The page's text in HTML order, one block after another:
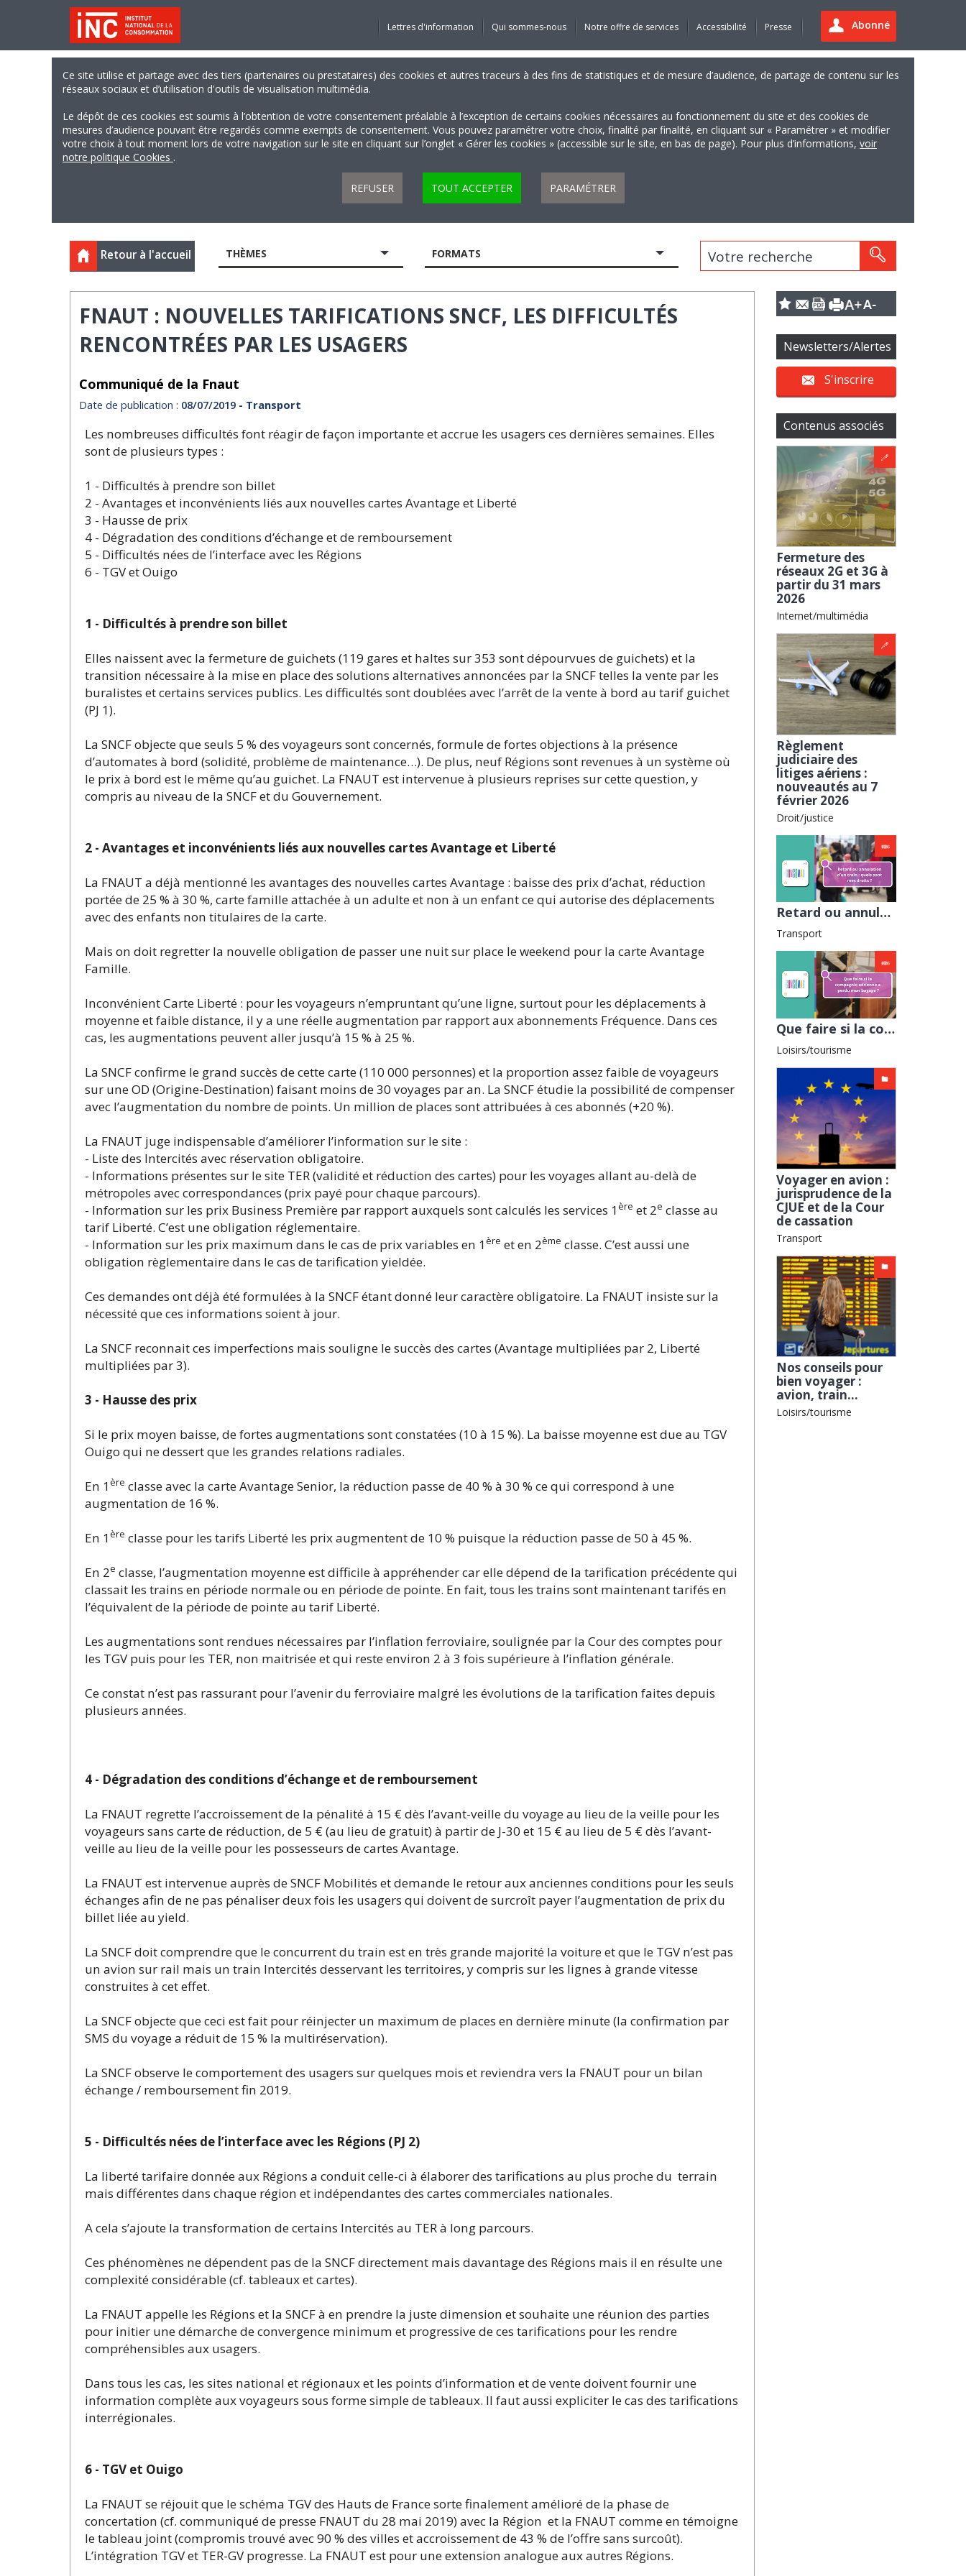
Abonné
Lettres d'information Qui sommes-nous Notre offre de services Accessibilité Presse
Ce site utilise et partage avec des tiers (partenaires ou prestataires) des cookies et autres traceurs à des fins de statistiques et de mesure d’audience, de partage de contenu sur les
réseaux sociaux et d’utilisation d'outils de visualisation multimédia.
Le dépôt de ces cookies est soumis à l’obtention de votre consentement préalable à l’exception de certains cookies nécessaires au fonctionnement du site et des cookies de
mesures d’audience pouvant être regardés comme exempts de consentement. Vous pouvez paramétrer votre choix, finalité par finalité, en cliquant sur « Paramétrer » et modifier
votre choix à tout moment lors de votre navigation sur le site en cliquant sur l’onglet « Gérer les cookies » (accessible sur le site, en bas de page). Pour plus d’informations, voir
notre politique Cookies .
REFUSER TOUT ACCEPTER PARAMÉTRER
Retour à l'accueil THÈMES FORMATS Votre recherche
FNAUT : NOUVELLES TARIFICATIONS SNCF, LES DIFFICULTÉS
RENCONTRÉES PAR LES USAGERS
Communiqué de la Fnaut
Date de publication : 08/07/2019 - Transport
Les nombreuses difficultés font réagir de façon importante et accrue les usagers ces dernières semaines. Elles
sont de plusieurs types :
1 - Difficultés à prendre son billet
2 - Avantages et inconvénients liés aux nouvelles cartes Avantage et Liberté
3 - Hausse de prix
4 - Dégradation des conditions d’échange et de remboursement
5 - Difficultés nées de l’interface avec les Régions
6 - TGV et Ouigo
1 - Difficultés à prendre son billet
Elles naissent avec la fermeture de guichets (119 gares et haltes sur 353 sont dépourvues de guichets) et la
transition nécessaire à la mise en place des solutions alternatives annoncées par la SNCF telles la vente par les
buralistes et certains services publics. Les difficultés sont doublées avec l’arrêt de la vente à bord au tarif guichet
(PJ 1).
La SNCF objecte que seuls 5 % des voyageurs sont concernés, formule de fortes objections à la présence
d’automates à bord (solidité, problème de maintenance…). De plus, neuf Régions sont revenues à un système où
le prix à bord est le même qu’au guichet. La FNAUT est intervenue à plusieurs reprises sur cette question, y
compris au niveau de la SNCF et du Gouvernement.
2 - Avantages et inconvénients liés aux nouvelles cartes Avantage et Liberté
La FNAUT a déjà mentionné les avantages des nouvelles cartes Avantage : baisse des prix d’achat, réduction
portée de 25 % à 30 %, carte famille attachée à un adulte et non à un enfant ce qui autorise des déplacements
avec des enfants non titulaires de la carte.
Mais on doit regretter la nouvelle obligation de passer une nuit sur place le weekend pour la carte Avantage
Famille.
Inconvénient Carte Liberté : pour les voyageurs n’empruntant qu’une ligne, surtout pour les déplacements à
moyenne et faible distance, il y a une réelle augmentation par rapport aux abonnements Fréquence. Dans ces
cas, les augmentations peuvent aller jusqu’à 15 % à 25 %.
La SNCF confirme le grand succès de cette carte (110 000 personnes) et la proportion assez faible de voyageurs
sur une OD (Origine-Destination) faisant moins de 30 voyages par an. La SNCF étudie la possibilité de compenser
avec l’augmentation du nombre de points. Un million de places sont attribuées à ces abonnés (+20 %).
La FNAUT juge indispensable d’améliorer l’information sur le site :
- Liste des Intercités avec réservation obligatoire.
- Informations présentes sur le site TER (validité et réduction des cartes) pour les voyages allant au-delà de
métropoles avec correspondances (prix payé pour chaque parcours).
- Information sur les prix Business Première par rapport auxquels sont calculés les services 1 ère et 2e classe au
tarif Liberté. C’est une obligation réglementaire.
- Information sur les prix maximum dans le cas de prix variables en 1 ère et en 2ème classe. C’est aussi une
obligation règlementaire dans le cas de tarification yieldée.
Ces demandes ont déjà été formulées à la SNCF étant donné leur caractère obligatoire. La FNAUT insiste sur la
nécessité que ces informations soient à jour.
La SNCF reconnait ces imperfections mais souligne le succès des cartes (Avantage multipliées par 2, Liberté
multipliées par 3).
3 - Hausse des prix
Si le prix moyen baisse, de fortes augmentations sont constatées (10 à 15 %). La baisse moyenne est due au TGV
Ouigo qui ne dessert que les grandes relations radiales.
En 1 ère classe avec la carte Avantage Senior, la réduction passe de 40 % à 30 % ce qui correspond à une
augmentation de 16 %.
En 1 ère classe pour les tarifs Liberté les prix augmentent de 10 % puisque la réduction passe de 50 à 45 %.
En 2e classe, l’augmentation moyenne est difficile à appréhender car elle dépend de la tarification précédente qui
classait les trains en période normale ou en période de pointe. En fait, tous les trains sont maintenant tarifés en
l’équivalent de la période de pointe au tarif Liberté.
Les augmentations sont rendues nécessaires par l’inflation ferroviaire, soulignée par la Cour des comptes pour
les TGV puis pour les TER, non maitrisée et qui reste environ 2 à 3 fois supérieure à l’inflation générale.
Ce constat n’est pas rassurant pour l’avenir du ferroviaire malgré les évolutions de la tarification faites depuis
plusieurs années.
4 - Dégradation des conditions d’échange et de remboursement
La FNAUT regrette l’accroissement de la pénalité à 15 € dès l’avant-veille du voyage au lieu de la veille pour les
voyageurs sans carte de réduction, de 5 € (au lieu de gratuit) à partir de J-30 et 15 € au lieu de 5 € dès l’avant-
veille au lieu de la veille pour les possesseurs de cartes Avantage.
La FNAUT est intervenue auprès de SNCF Mobilités et demande le retour aux anciennes conditions pour les seuls
échanges afin de ne pas pénaliser deux fois les usagers qui doivent de surcroît payer l’augmentation de prix du
billet liée au yield.
La SNCF doit comprendre que le concurrent du train est en très grande majorité la voiture et que le TGV n’est pas
un avion sur rail mais un train Intercités desservant les territoires, y compris sur les lignes à grande vitesse
construites à cet effet.
La SNCF objecte que ceci est fait pour réinjecter un maximum de places en dernière minute (la confirmation par
SMS du voyage a réduit de 15 % la multiréservation).
La SNCF observe le comportement des usagers sur quelques mois et reviendra vers la FNAUT pour un bilan
échange / remboursement fin 2019.
5 - Difficultés nées de l’interface avec les Régions (PJ 2)
La liberté tarifaire donnée aux Régions a conduit celle-ci à élaborer des tarifications au plus proche du terrain
mais différentes dans chaque région et indépendantes des cartes commerciales nationales.
A cela s’ajoute la transformation de certains Intercités au TER à long parcours.
Ces phénomènes ne dépendent pas de la SNCF directement mais davantage des Régions mais il en résulte une
complexité considérable (cf. tableaux et cartes).
La FNAUT appelle les Régions et la SNCF à en prendre la juste dimension et souhaite une réunion des parties
pour initier une démarche de convergence minimum et progressive de ces tarifications pour les rendre
compréhensibles aux usagers.
Dans tous les cas, les sites national et régionaux et les points d’information et de vente doivent fournir une
information complète aux voyageurs sous forme simple de tableaux. Il faut aussi expliciter le cas des tarifications
interrégionales.
6 - TGV et Ouigo
La FNAUT se réjouit que le schéma TGV des Hauts de France sorte finalement amélioré de la phase de
concertation (cf. communiqué de presse FNAUT du 28 mai 2019) avec la Région et la FNAUT comme en témoigne
le tableau joint (compromis trouvé avec 90 % des villes et accroissement de 43 % de l’offre sans surcoût).
L’intégration TGV et TER-GV progresse. La FNAUT est pour une extension analogue aux autres Régions.
Newsletters/Alertes
S'inscrire
Contenus associés
Fermeture des
réseaux 2G et 3G à
partir du 31 mars
2026
Internet/multimédia
Règlement
judiciaire des
litiges aériens :
nouveautés au 7
février 2026
Droit/justice
Retard ou annulation d’un train : quels sont mes droits ? avec la Fnaut
Transport
Que faire si la compagnie aérienne a perdu mon bagage ? avec l'ADEIC
Loisirs/tourisme
Voyager en avion :
jurisprudence de la
CJUE et de la Cour
de cassation
Transport
Nos conseils pour
bien voyager :
avion, train...
Loisirs/tourisme